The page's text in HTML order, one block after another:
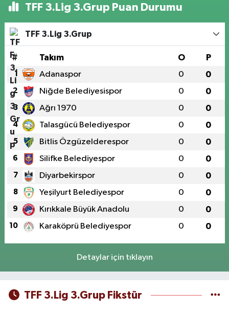
TFF 3.Lig 3.Grup Puan Durumu
TFF 3.Lig 3.Grup
# Takım O P
1 Adanaspor 0 0
2 Niğde Belediyesispor 0 0
3 Ağrı 1970 0 0
4 Talasgücü Belediyespor 0 0
5 Bitlis Özgüzelderespor 0 0
6 Silifke Belediyespor 0 0
7 Diyarbekirspor 0 0
8 Yeşilyurt Belediyespor 0 0
9 Kırıkkale Büyük Anadolu 0 0
10 Karaköprü Belediyespor 0 0
Detaylar için tıklayın
TFF 3.Lig 3.Grup Fikstür